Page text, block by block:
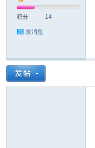
积分 14
发消息